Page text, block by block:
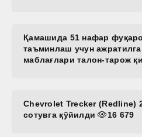
Қамашида 51 нафар
таъминлаш учун
маблағлари талон-тарож
Chevrolet Trecker (Redline)
сотувга қўйилди
16 679